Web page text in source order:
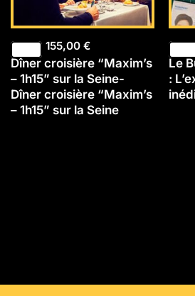
155,00 €
Dîner croisière “Maxim’s
– 1h15” sur la Seine-
Dîner croisière “Maxim’s
– 1h15” sur la Seine
Le
: